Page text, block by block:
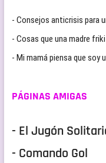
- Consejos anticrisis para
- Cosas que una madre
- Mi mamá piensa que soy
PÁGINAS AMIGAS
- El Jugón
- Comando Gol